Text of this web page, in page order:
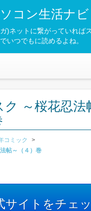
コン生活ナビ
)ネットに繋がっていれば
でいつでもに読めるよね。
～桜花忍法
コミック
>
帖～（４）巻
サイトをチェッ